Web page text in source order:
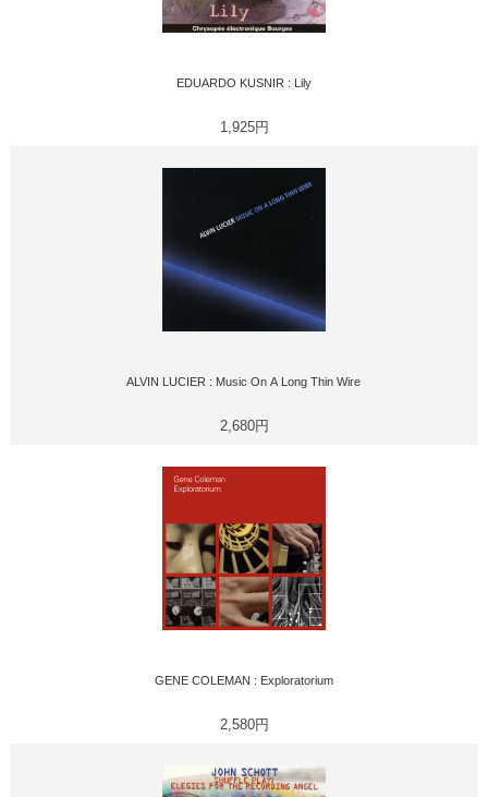
EDUARDO KUSNIR : Lily
1,925円
ALVIN LUCIER : Music On A Long Thin Wire
2,680円
GENE COLEMAN : Exploratorium
2,580円